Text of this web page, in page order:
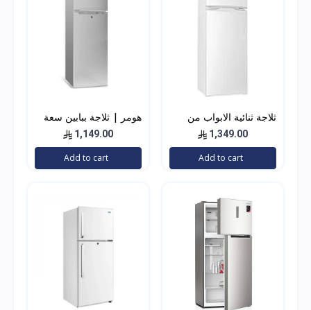
ثلاجة ثنائية الابواب من
ارو، سعة 8.9 قدم مربع،
252 لتر، RO2-390L، دون
جليد، لون
1,349.00
Add to cart
هومر | ثلاجة ببابين سعة
168 لتر مع ثلاجة مكثفات
داخلية | HSA402-
1,149.00
Add to cart